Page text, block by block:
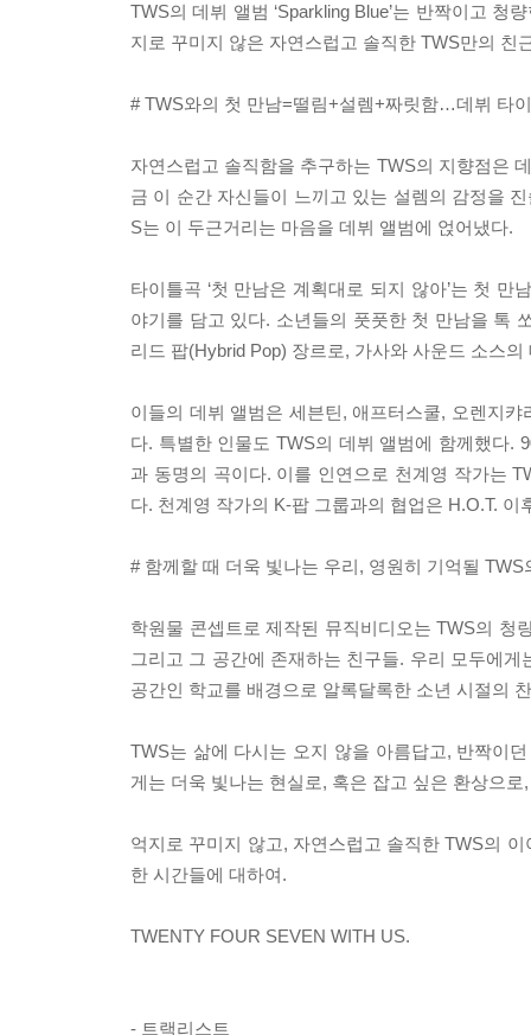
TWS의 데뷔 앨범 ‘Sparkling Blue’는 반짝이고
지로 꾸미지 않은 자연스럽고 솔직한 TWS만의 친
# TWS와의 첫 만남=떨림+설렘+짜릿함…데뷔 타
자연스럽고 솔직함을 추구하는 TWS의 지향점은
금 이 순간 자신들이 느끼고 있는 설렘의 감정을
S는 이 두근거리는 마음을 데뷔 앨범에 얹어냈다.
타이틀곡 ‘첫 만남은 계획대로 되지 않아’는 첫
야기를 담고 있다. 소년들의 풋풋한 첫 만남을 톡
리드 팝(Hybrid Pop) 장르로, 가사와 사운드 소스
이들의 데뷔 앨범은 세븐틴, 애프터스쿨, 오렌지
다. 특별한 인물도 TWS의 데뷔 앨범에 함께했다.
과 동명의 곡이다. 이를 인연으로 천계영 작가는
다. 천계영 작가의 K-팝 그룹과의 협업은 H.O.T. 이
# 함께할 때 더욱 빛나는 우리, 영원히 기억될 TWS
학원물 콘셉트로 제작된 뮤직비디오는 TWS의 청
그리고 그 공간에 존재하는 친구들. 우리 모두에
공간인 학교를 배경으로 알록달록한 소년 시절의
TWS는 삶에 다시는 오지 않을 아름답고, 반짝이
게는 더욱 빛나는 현실로, 혹은 잡고 싶은 환상으
억지로 꾸미지 않고, 자연스럽고 솔직한 TWS의
한 시간들에 대하여.
TWENTY FOUR SEVEN WITH US.
- 트랙리스트